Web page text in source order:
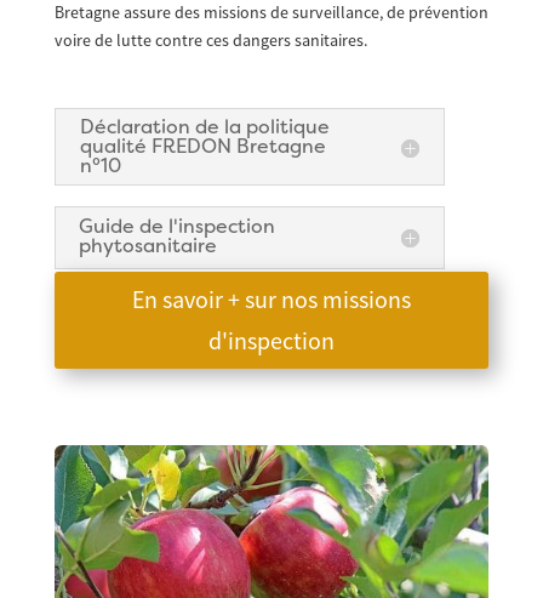
Bretagne assure des missions de surveillance, de prévention
voire de lutte contre ces dangers sanitaires.
Déclaration de la politique
qualité FREDON Bretagne
n°10
Guide de l'inspection
phytosanitaire
En savoir + sur nos missions
d'inspection